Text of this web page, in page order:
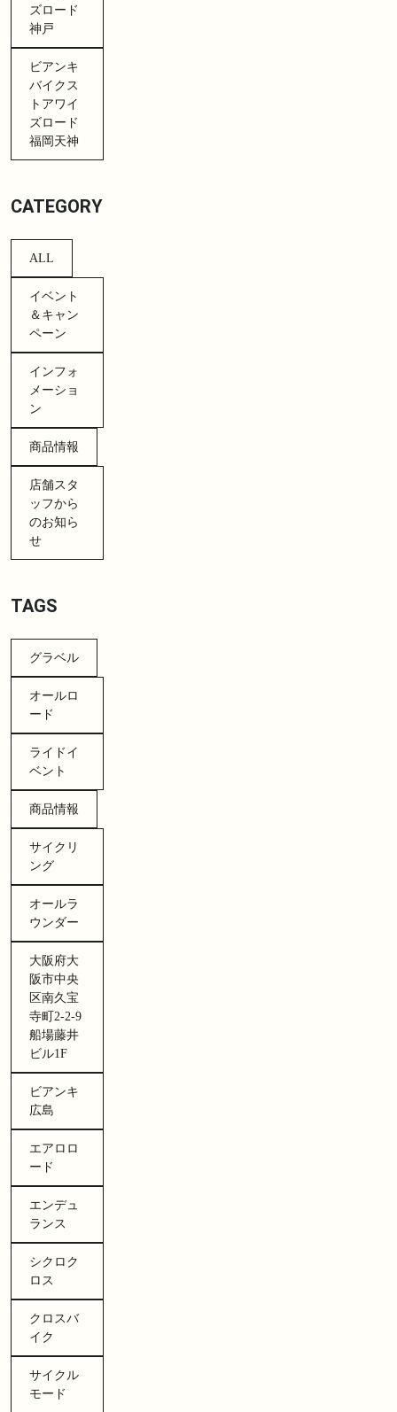
ズロード
神戸
ビアンキ
バイクス
トアワイ
ズロード
福岡天神
CATEGORY
ALL
イベント
＆キャン
ペーン
インフォ
メーショ
ン
商品情報
店舗スタ
ッフから
のお知ら
せ
TAGS
グラベル
オールロ
ード
ライドイ
ベント
商品情報
サイクリ
ング
オールラ
ウンダー
大阪府大
阪市中央
区南久宝
寺町2-2-9
船場藤井
ビル1F
ビアンキ
広島
エアロロ
ード
エンデュ
ランス
シクロク
ロス
クロスバ
イク
サイクル
モード